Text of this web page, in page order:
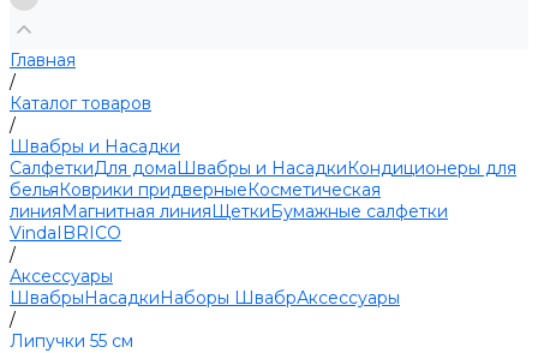
Главная
/
Каталог товаров
/
Швабры и Насадки
СалфеткиДля домаШвабры и НасадкиКондиционеры для
бельяКоврики придверныеКосметическая
линияМагнитная линияЩеткиБумажные салфетки
VindaIBRICO
/
Аксессуары
ШвабрыНасадкиНаборы ШвабрАксессуары
/
Липучки 55 см